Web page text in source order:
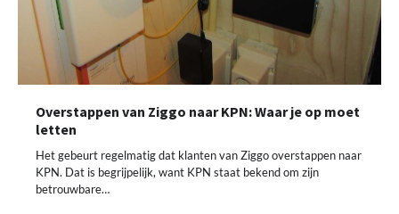
Overstappen van Ziggo naar KPN: Waar je op moet
letten
Het gebeurt regelmatig dat klanten van Ziggo overstappen naar
KPN. Dat is begrijpelijk, want KPN staat bekend om zijn
betrouwbare…